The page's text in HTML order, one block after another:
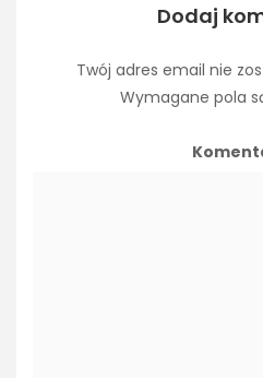
Dodaj
Twój adres email nie
Wymagane pola